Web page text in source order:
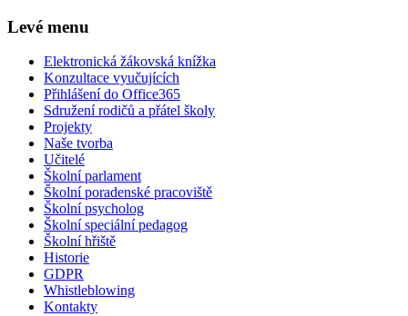
Levé menu
Elektronická žákovská knížka
Konzultace vyučujících
Přihlášení do Office365
Sdružení rodičů a přátel školy
Projekty
Naše tvorba
Učitelé
Školní parlament
Školní poradenské pracoviště
Školní psycholog
Školní speciální pedagog
Školní hřiště
Historie
GDPR
Whistleblowing
Kontakty